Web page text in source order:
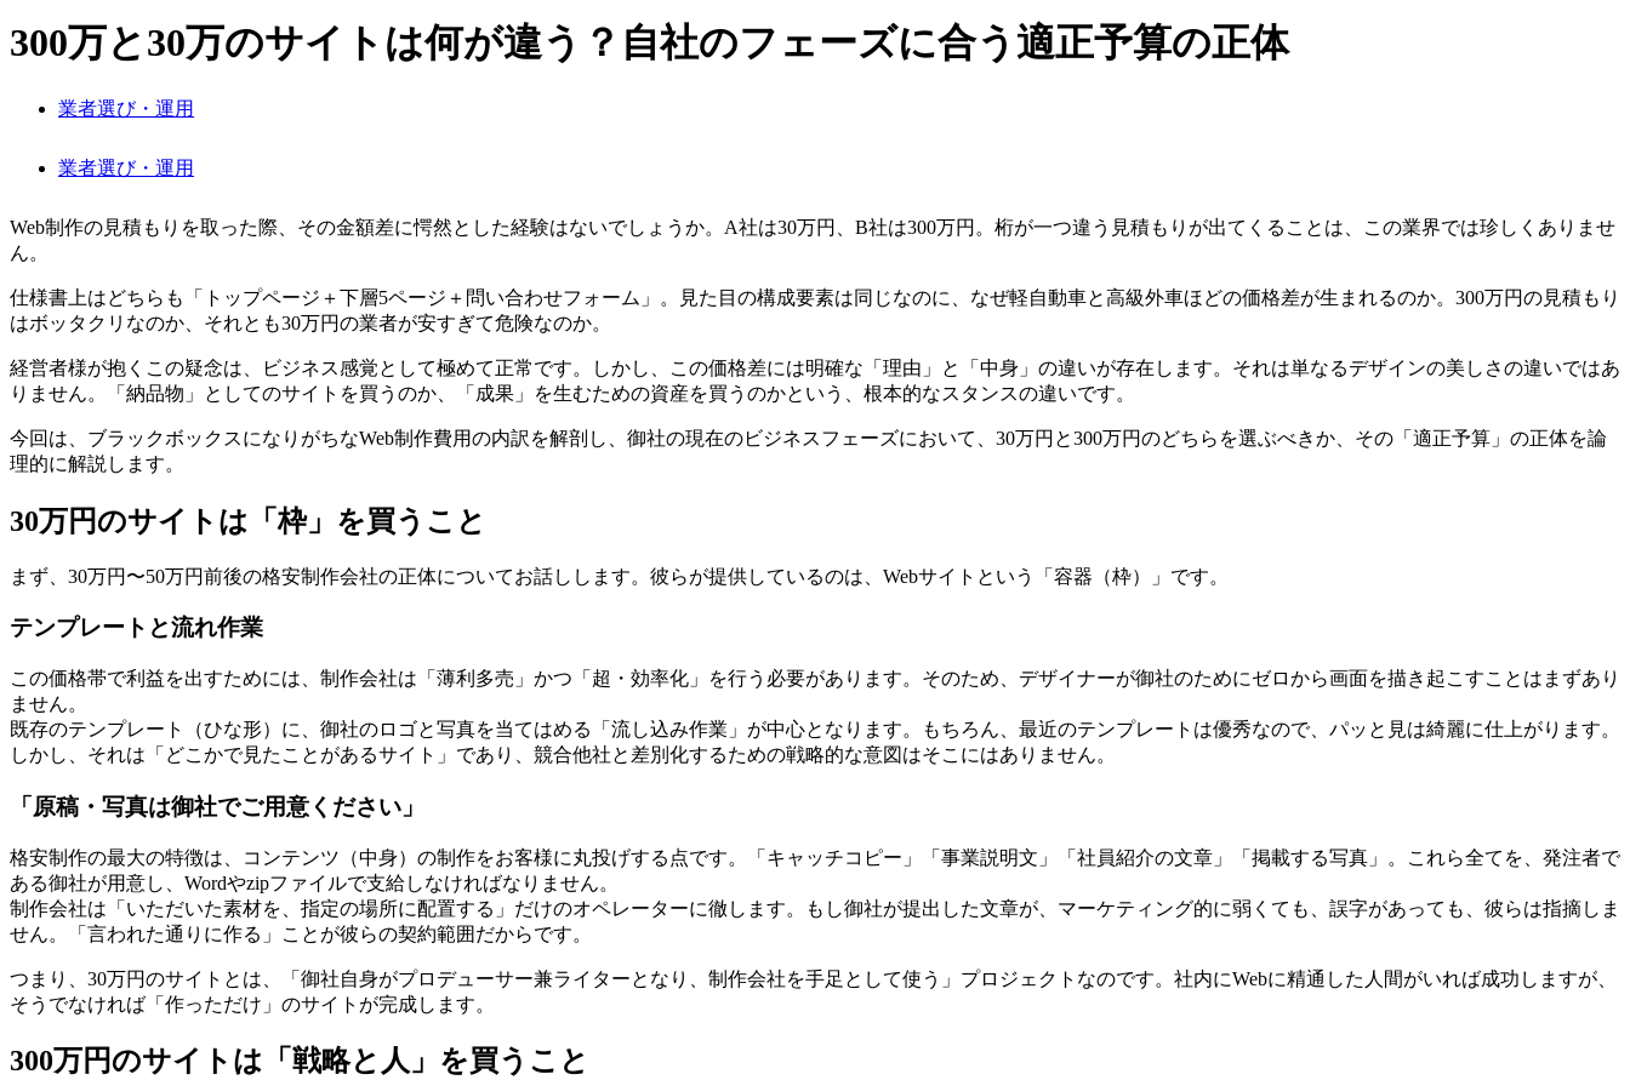
300万と30万のサイトは何が違う？自社のフェーズに合う適正予算の正体
業者選び・運用
業者選び・運用
Web制作の見積もりを取った際、その金額差に愕然とした経験はないでしょうか。A社は30万円、B社は300万円。桁が一つ違う見積もりが出てくることは、この業界では珍しくありませ
ん。
仕様書上はどちらも「トップページ＋下層5ページ＋問い合わせフォーム」。見た目の構成要素は同じなのに、なぜ軽自動車と高級外車ほどの価格差が生まれるのか。300万円の見積もり
はボッタクリなのか、それとも30万円の業者が安すぎて危険なのか。
経営者様が抱くこの疑念は、ビジネス感覚として極めて正常です。しかし、この価格差には明確な「理由」と「中身」の違いが存在します。それは単なるデザインの美しさの違いではあ
りません。「納品物」としてのサイトを買うのか、「成果」を生むための資産を買うのかという、根本的なスタンスの違いです。
今回は、ブラックボックスになりがちなWeb制作費用の内訳を解剖し、御社の現在のビジネスフェーズにおいて、30万円と300万円のどちらを選ぶべきか、その「適正予算」の正体を論
理的に解説します。
30万円のサイトは「枠」を買うこと
まず、30万円〜50万円前後の格安制作会社の正体についてお話しします。彼らが提供しているのは、Webサイトという「容器（枠）」です。
テンプレートと流れ作業
この価格帯で利益を出すためには、制作会社は「薄利多売」かつ「超・効率化」を行う必要があります。そのため、デザイナーが御社のためにゼロから画面を描き起こすことはまずあり
ません。
既存のテンプレート（ひな形）に、御社のロゴと写真を当てはめる「流し込み作業」が中心となります。もちろん、最近のテンプレートは優秀なので、パッと見は綺麗に仕上がります。
しかし、それは「どこかで見たことがあるサイト」であり、競合他社と差別化するための戦略的な意図はそこにはありません。
「原稿・写真は御社でご用意ください」
格安制作の最大の特徴は、コンテンツ（中身）の制作をお客様に丸投げする点です。「キャッチコピー」「事業説明文」「社員紹介の文章」「掲載する写真」。これら全てを、発注者で
ある御社が用意し、Wordやzipファイルで支給しなければなりません。
制作会社は「いただいた素材を、指定の場所に配置する」だけのオペレーターに徹します。もし御社が提出した文章が、マーケティング的に弱くても、誤字があっても、彼らは指摘しま
せん。「言われた通りに作る」ことが彼らの契約範囲だからです。
つまり、30万円のサイトとは、「御社自身がプロデューサー兼ライターとなり、制作会社を手足として使う」プロジェクトなのです。社内にWebに精通した人間がいれば成功しますが、
そうでなければ「作っただけ」のサイトが完成します。
300万円のサイトは「戦略と人」を買うこと